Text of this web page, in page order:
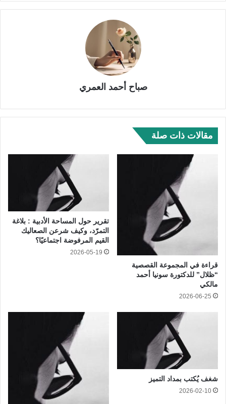
صباح أحمد العمري
مقالات ذات صلة
قراءة في المجموعة القصصية
“ظلال” للدكتورة سونيا أحمد
مالكي
2026-06-25
تقرير حول المساحة الأدبية : بلاغة
التمرّد، وكيف شرعن الصعاليك
القيم المرفوضة اجتماعيًا؟
2026-05-19
شغف يُكتب بمداد التميز
2026-02-10